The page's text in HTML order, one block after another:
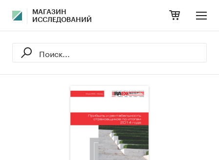
МАГАЗИН
ИССЛЕДОВАНИЙ